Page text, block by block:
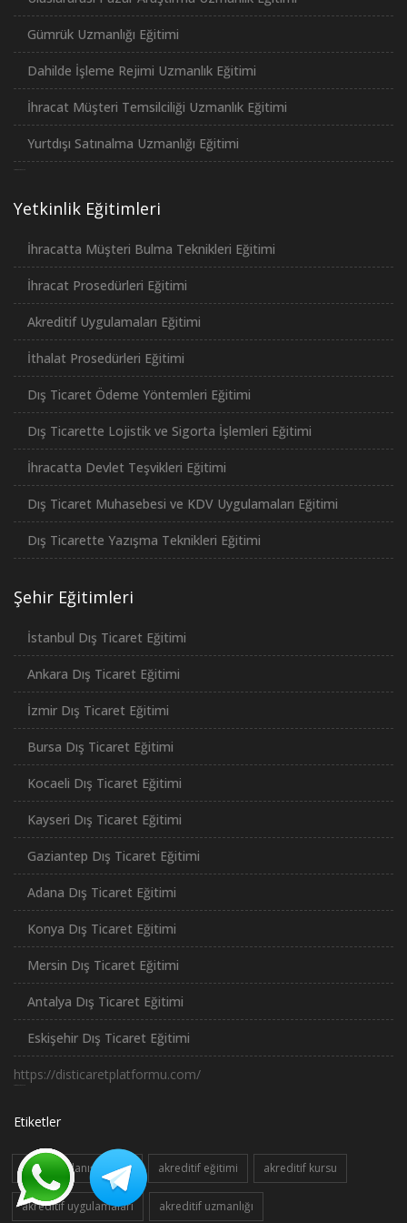
Gümrük Uzmanlığı Eğitimi
Dahilde İşleme Rejimi Uzmanlık Eğitimi
İhracat Müşteri Temsilciliği Uzmanlık Eğitimi
Yurtdışı Satınalma Uzmanlığı Eğitimi
Yetkinlik Eğitimleri
İhracatta Müşteri Bulma Teknikleri Eğitimi
İhracat Prosedürleri Eğitimi
Akreditif Uygulamaları Eğitimi
İthalat Prosedürleri Eğitimi
Dış Ticaret Ödeme Yöntemleri Eğitimi
Dış Ticarette Lojistik ve Sigorta İşlemleri Eğitimi
İhracatta Devlet Teşvikleri Eğitimi
Dış Ticaret Muhasebesi ve KDV Uygulamaları Eğitimi
Dış Ticarette Yazışma Teknikleri Eğitimi
Şehir Eğitimleri
İstanbul Dış Ticaret Eğitimi
Ankara Dış Ticaret Eğitimi
İzmir Dış Ticaret Eğitimi
Bursa Dış Ticaret Eğitimi
Kocaeli Dış Ticaret Eğitimi
Kayseri Dış Ticaret Eğitimi
Gaziantep Dış Ticaret Eğitimi
Adana Dış Ticaret Eğitimi
Konya Dış Ticaret Eğitimi
Mersin Dış Ticaret Eğitimi
Antalya Dış Ticaret Eğitimi
Eskişehir Dış Ticaret Eğitimi
https://disticaretplatformu.com/
Etiketler
akreditif danışmanlığı akreditif eğitimi akreditif kursu
akreditif uygulamaları akreditif uzmanlığı